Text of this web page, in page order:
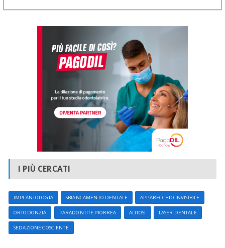
I PIÙ CERCATI
IMPLANTOLOGIA SBIANCAMENTO DENTALE APPARECCHIO INVISIBILE
ORTODONZIA PARADONTITE PIORREA ALITOSI LASER DENTALE
SEDAZIONE COSCIENTE